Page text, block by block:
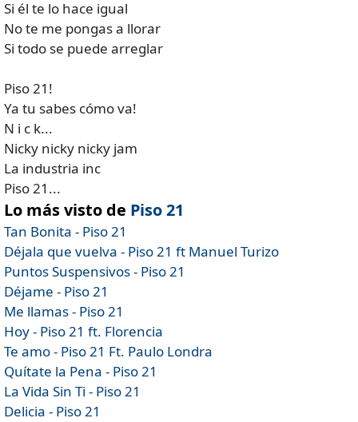
Si él te lo hace igual
No te me pongas a llorar
Si todo se puede arreglar
Piso 21!
Ya tu sabes cómo va!
N i c k...
Nicky nicky nicky jam
La industria inc
Piso 21...
Lo más visto de Piso 21
Tan Bonita - Piso 21
Déjala que vuelva - Piso 21 ft Manuel Turizo
Puntos Suspensivos - Piso 21
Déjame - Piso 21
Me llamas - Piso 21
Hoy - Piso 21 ft. Florencia
Te amo - Piso 21 Ft. Paulo Londra
Quítate la Pena - Piso 21
La Vida Sin Ti - Piso 21
Delicia - Piso 21